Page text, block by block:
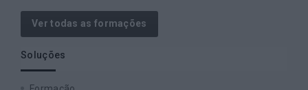
Ver todas as formações
Soluções